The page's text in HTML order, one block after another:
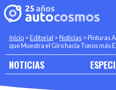
Inicio >Editorial >Noticias >Pinturas
que Muestra el Giro hacia Tonos más
NOTICIAS